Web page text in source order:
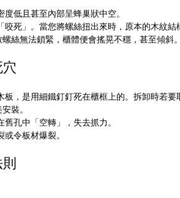
低且甚至內部呈蜂巢狀中空。
咬死」。當您將螺絲扭出來時，原本的木紋結
絲無法鎖緊，櫃體便會搖晃不穩，甚至傾斜。
，是用細鐵釘釘死在櫃框上的。拆卸時若要
裝。
孔中「空轉」，失去抓力。
令板材爆裂。